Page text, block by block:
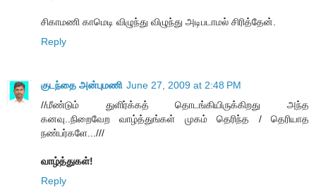
சிகாமணி காமெடி விழுந்து விழுந்து அடிபடாமல் சிரித்தேன்.
Reply
குடந்தை அன்புமணி June 27, 2009 at 2:48 PM
//மீண்டும் துளிர்க்கத் தொடங்கியிருக்கிறது அந்த
கனவு..நிறைவேற வாழ்த்துங்கள் முகம் தெரிந்த / தெரியாத
நண்பர்களே...///
வாழ்த்துகள்!
Reply